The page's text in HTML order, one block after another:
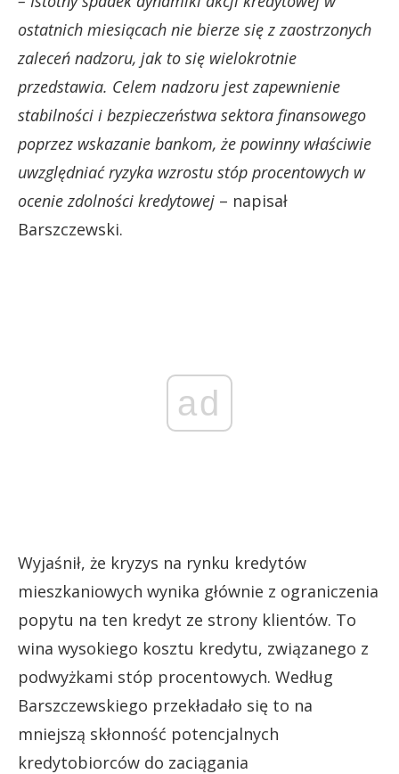
ostatnich miesiącach nie bierze się z zaostrzonych
zaleceń nadzoru, jak to się wielokrotnie
przedstawia. Celem nadzoru jest zapewnienie
stabilności i bezpieczeństwa sektora finansowego
poprzez wskazanie bankom, że powinny właściwie
uwzględniać ryzyka wzrostu stóp procentowych w
ocenie zdolności kredytowej – napisał
Barszczewski.
ad
Wyjaśnił, że kryzys na rynku kredytów
mieszkaniowych wynika głównie z ograniczenia
popytu na ten kredyt ze strony klientów. To
wina wysokiego kosztu kredytu, związanego z
podwyżkami stóp procentowych. Według
Barszczewskiego przekładało się to na
mniejszą skłonność potencjalnych
kredytobiorców do zaciągania